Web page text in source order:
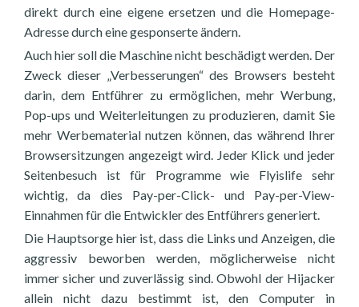
direkt durch eine eigene ersetzen und die Homepage-
Adresse durch eine gesponserte ändern.
Auch hier soll die Maschine nicht beschädigt werden. Der
Zweck dieser „Verbesserungen“ des Browsers besteht
darin, dem Entführer zu ermöglichen, mehr Werbung,
Pop-ups und Weiterleitungen zu produzieren, damit Sie
mehr Werbematerial nutzen können, das während Ihrer
Browsersitzungen angezeigt wird. Jeder Klick und jeder
Seitenbesuch ist für Programme wie Flyislife sehr
wichtig, da dies Pay-per-Click- und Pay-per-View-
Einnahmen für die Entwickler des Entführers generiert.
Die Hauptsorge hier ist, dass die Links und Anzeigen, die
aggressiv beworben werden, möglicherweise nicht
immer sicher und zuverlässig sind. Obwohl der Hijacker
allein nicht dazu bestimmt ist, den Computer in